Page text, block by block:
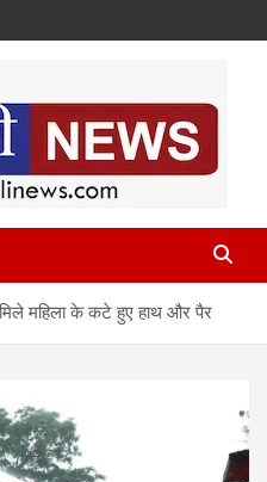
महिला के कटे हुए हाथ और पैर